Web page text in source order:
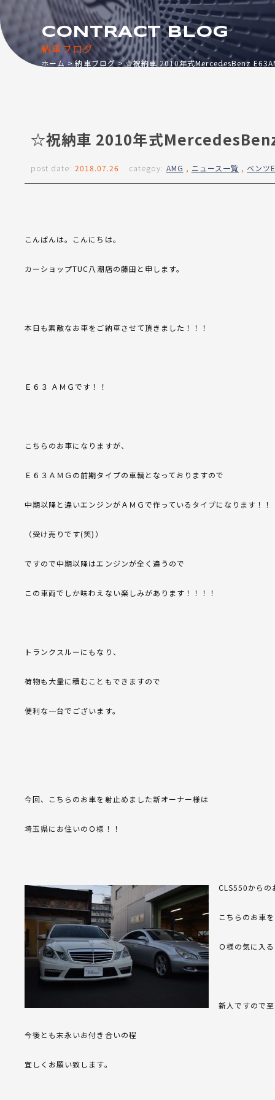
納車ブログ
CONTRACT BLOG
ホーム 納車ブログ ☆祝納車 2010年式MercedesBenz
☆祝納車 2010年式
post date: 2018.07.26 categoy: AMG , ニュース一覧 , ベンツ
こんばんは。こんにちは。
カーショップTUC八潮店の藤田と申します。
本日も素敵なお車をご納車させて頂きました！！！
Ｅ６３ ＡＭＧです！！
こちらのお車になりますが、
Ｅ６３ＡＭＧの前期タイプの車輌となっておりますので
中期以降と違いエンジンがＡＭＧで作っているタイプになります！！
（受け売りです(笑)）
ですので中期以降はエンジンが全く違うので
この車両でしか味わえない楽しみがあります！！！！
トランクスルーにもなり、
荷物も大量に積むこともできますので
便利な一台でございます。
今回、こちらのお車を射止めました新オーナー様は
埼玉県にお住いのＯ様！！
CLS550からの
こちらのお車
Ｏ様の気に入
新人ですので
今後とも末永いお付き合いの程
宜しくお願い致します。